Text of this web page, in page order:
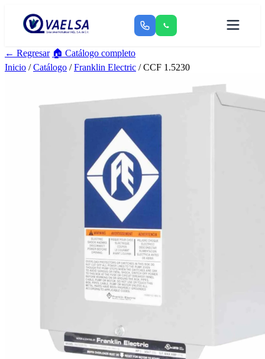
← Regresar 🏠 Catálogo completo
Inicio /Catálogo /Franklin Electric / CCF 1.5230